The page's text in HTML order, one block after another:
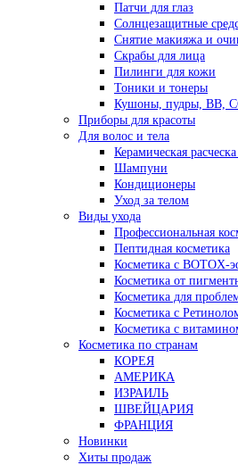
Патчи для глаз
Солнцезащитные
Снятие макияжа и
Скрабы для лица
Пилинги для кожи
Тоники и тонеры
Кушоны, пудры, ВВ,
Приборы для красоты
Для волос и тела
Керамическая
Шампуни
Кондиционеры
Уход за телом
Виды ухода
Профессиональная
Пептидная косметика
Косметика с BOTOX-
Косметика от
Косметика для
Косметика с
Косметика с
Косметика по странам
КОРЕЯ
АМЕРИКА
ИЗРАИЛЬ
ШВЕЙЦАРИЯ
ФРАНЦИЯ
Новинки
Хиты продаж